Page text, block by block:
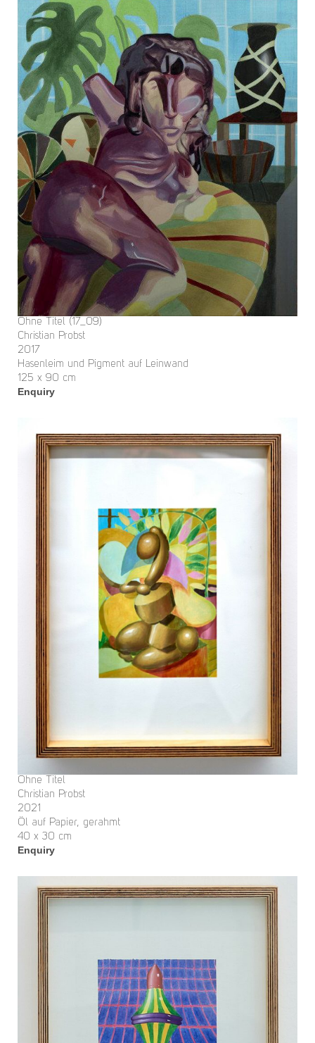
Ohne Titel (17_09)
Christian Probst
2017
Hasenleim und Pigment auf Leinwand
125 x 90 cm
Enquiry
Ohne Titel
Christian Probst
2021
Öl auf Papier, gerahmt
40 x 30 cm
Enquiry